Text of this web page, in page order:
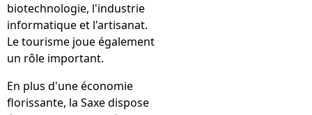
biotechnologie, l'industrie
informatique et l'artisanat.
Le tourisme joue également
un rôle important.
En plus d'une économie
florissante, la Saxe dispose